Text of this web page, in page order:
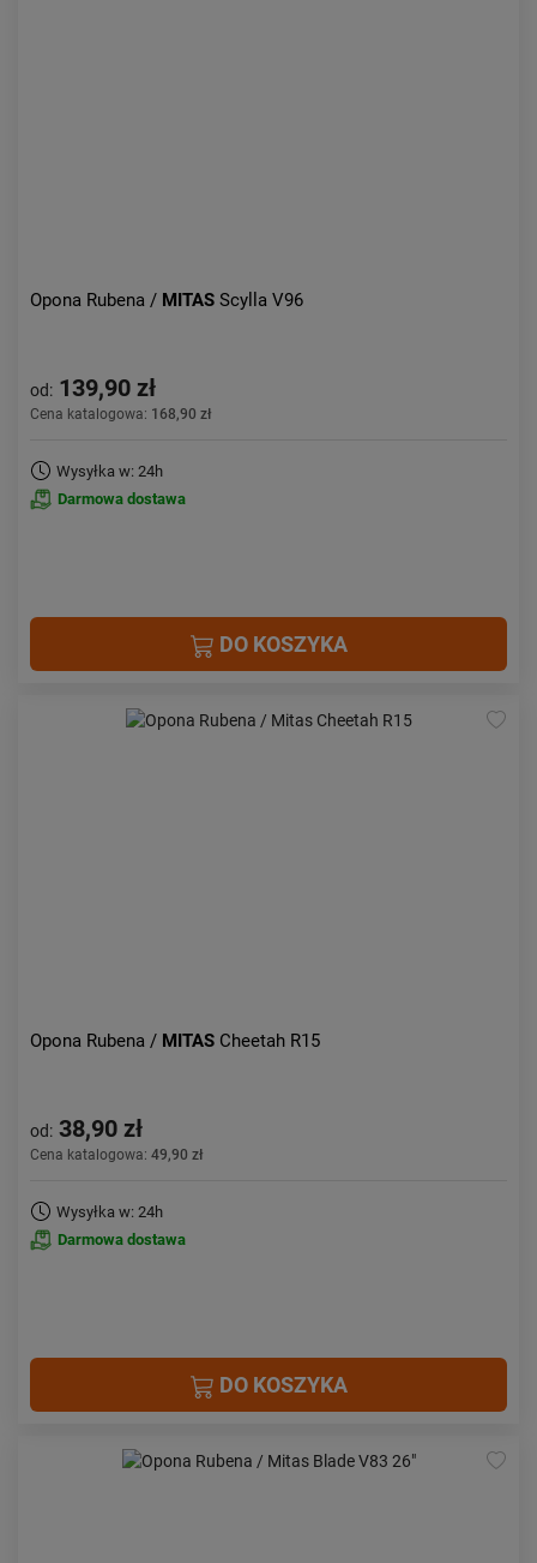
Opona Rubena / MITAS Scylla V96
od: 139,90 zł
Cena katalogowa: 168,90 zł
Wysyłka w: 24h
Darmowa dostawa
DO KOSZYKA
Opona Rubena / MITAS Cheetah R15
od: 38,90 zł
Cena katalogowa: 49,90 zł
Wysyłka w: 24h
Darmowa dostawa
DO KOSZYKA